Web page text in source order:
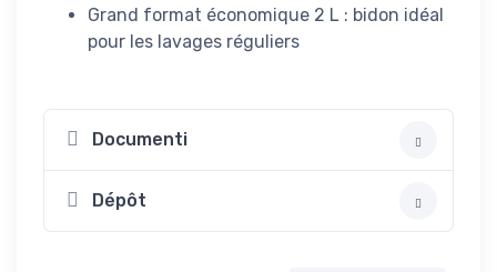
Grand format économique 2 L : bidon idéal
pour les lavages réguliers
Documenti
Dépôt